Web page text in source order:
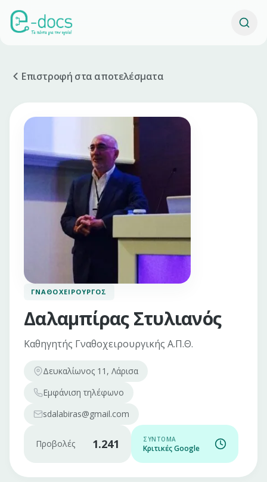
Επιστροφή στα αποτελέσματα
ΓΝΑΘΟΧΕΙΡΟΥΡΓΌΣ
Δαλαμπίρας Στυλιανός
Καθηγητής Γναθοχειρουργικής Α.Π.Θ.
Δευκαλίωνος 11, Λάρισα
Εμφάνιση τηλέφωνο
sdalabiras@gmail.com
Προβολές 1.241 ΣΎΝΤΟΜΑ
Κριτικές Google